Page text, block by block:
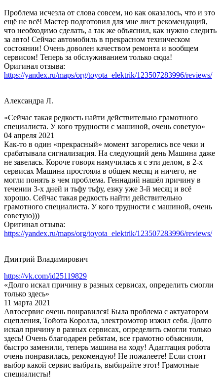
Проблема исчезла от слова совсем, но как оказалось, что и это
ещё не всё! Мастер подготовил для мне лист рекомендаций,
что необходимо сделать, а так же объяснил, как нужно следить
за авто! Сейчас автомобиль в прекрасном техническом
состоянии! Очень доволен качеством ремонта и вообщем
сервисом! Теперь за обслуживанием только сюда!
Оригинал отзыва:
https://yandex.ru/maps/org/toyota_elektrik/123507283996/reviews/
Александра Л.
«Сейчас такая редкость найти действительно грамотного
специалиста. У кого трудности с машиной, очень советую»
04 апреля 2021
Как-то в один «прекрасный» момент загорелись все чеки и
срабатывала сигнализация. На следующий день Машина даже
не завелась. Короче говоря намучилась я с эти делом, в 2-х
сервисах Машина простояла в общем месяц и ничего, не
могли понять в чем проблема. Геннадий нашёл причину в
течении 3-х дней и тьфу тьфу, езжу уже 3-й месяц и всё
хорошо. Сейчас такая редкость найти действительно
грамотного специалиста. У кого трудности с машиной, очень
советую)))
Оригинал отзыва:
https://yandex.ru/maps/org/toyota_elektrik/123507283996/reviews/
Дмитрий Владимирович
https://vk.com/id25119829
«Долго искал причину в разных сервисах, определить смогли
только здесь»
11 марта 2021
Автосервис очень понравился! Была проблема с актуатором
сцепления, Тойота Королла, электромотор изжил себя. Долго
искал причину в разных сервисах, определить смогли только
здесь! Очень благодарен ребятам, все грамотно объяснили,
быстро заменили, теперь машина на ходу! Адаптация робота
очень понравилась, рекомендую! Не пожалеете! Если стоит
выбор какой сервис выбрать, выбирайте этот! Грамотные
специалисты!